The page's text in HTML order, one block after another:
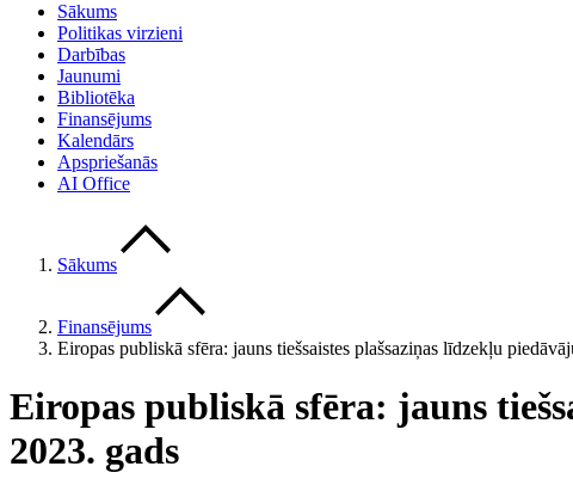
Sākums
Politikas virzieni
Darbības
Jaunumi
Bibliotēka
Finansējums
Kalendārs
Apspriešanās
AI Office
Sākums
Finansējums
Eiropas publiskā sfēra: jauns tiešsaistes plašsaziņas līdzekļu
Eiropas publiskā sfēra: jauns
2023. gads